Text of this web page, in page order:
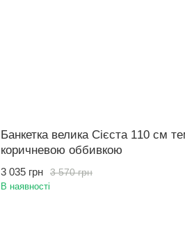
Банкетка велика Сієста 110 см
коричневою оббивкою
3 570 грн
3 035 грн
В наявності